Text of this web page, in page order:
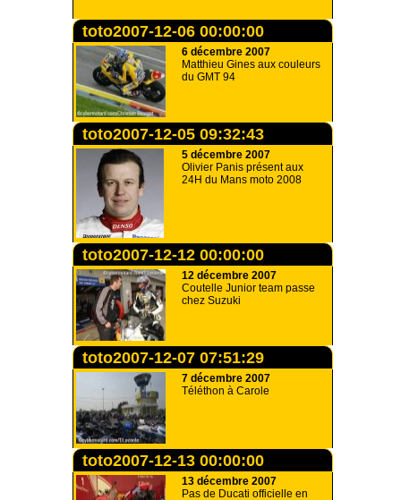
toto2007-12-06 00:00:00
6 décembre 2007
Matthieu Gines aux couleurs
du GMT 94
toto2007-12-05 09:32:43
5 décembre 2007
Olivier Panis présent aux
24H du Mans moto 2008
toto2007-12-12 00:00:00
12 décembre 2007
Coutelle Junior team passe
chez Suzuki
toto2007-12-07 07:51:29
7 décembre 2007
Téléthon à Carole
toto2007-12-13 00:00:00
13 décembre 2007
Pas de Ducati officielle en